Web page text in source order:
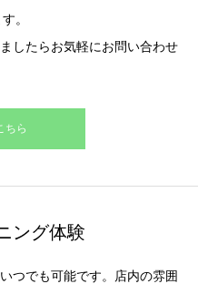
。
したらお気軽にお問い合わせ
ちら
ング体験
つでも可能です。店内の雰囲